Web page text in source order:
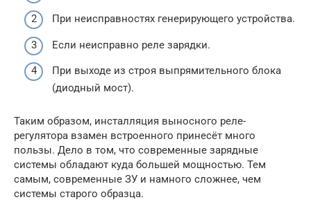
При неисправностях генерирующего устройства.
Если неисправно реле зарядки.
При выходе из строя выпрямительного блока
(диодный мост).
Таким образом, инсталляция выносного реле-
регулятора взамен встроенного принесёт много
пользы. Дело в том, что современные зарядные
системы обладают куда большей мощностью. Тем
самым, современные ЗУ и намного сложнее, чем
системы старого образца.